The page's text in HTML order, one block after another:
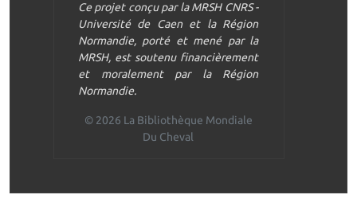
Ce projet conçu par la MRSH CNRS -
Université de Caen et la Région
Normandie, porté et mené par la
MRSH, est soutenu financièrement
et moralement par la Région
Normandie.
© 2026 La Bibliothèque Mondiale
Du Cheval